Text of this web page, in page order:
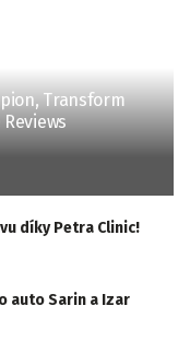
Transform
díky Petra Clinic!
auto Sarin a Izar